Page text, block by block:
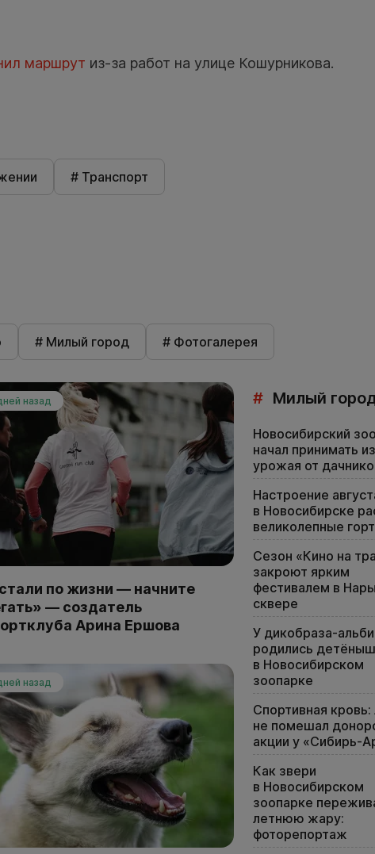
маршрут из-за работ на улице Кошурникова.
# Транспорт
# Милый город # Фотогалерея
назад
по жизни — начните
— создатель
Арина Ершова
назад
# Милый
Новосибирский
начал принимать
урожая от
Настроение
в Новосибирске
великолепные
Сезон «Кино на
закроют ярким
фестивалем в
сквере
У дикобраза-
родились
в Новосибирском
зоопарке
Спортивная кровь:
не помешал
акции у «Сибирь-
Как звери
в Новосибирском
зоопарке
летнюю жару:
фоторепортаж